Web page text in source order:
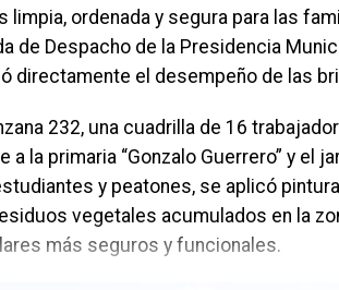
limpia, ordenada y segura para las
de Despacho de la Presidencia
directamente el desempeño de las
232, una cuadrilla de 16
a la primaria “Gonzalo Guerrero” y el
y peatones, se aplicó
vegetales acumulados en la
más seguros y funcionales.